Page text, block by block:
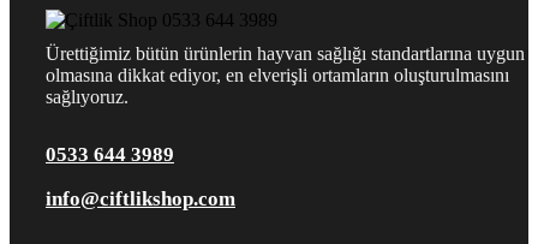
Ürettiğimiz bütün ürünlerin hayvan sağlığı standartlarına uygun
olmasına dikkat ediyor, en elverişli ortamların oluşturulmasını
sağlıyoruz.
0533 644 3989
info@ciftlikshop.com